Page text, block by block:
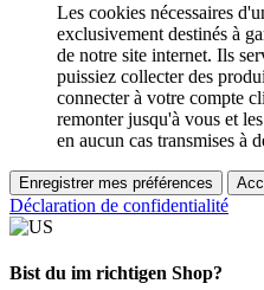
Les cookies nécessaires
exclusivement destinés à
de notre site internet. Ils
puissiez collecter des
connecter à votre compte
remonter jusqu'à vous et
en aucun cas transmises à
Enregistrer mes préférences
Déclaration de confidentialité
Bist du im richtigen Shop?